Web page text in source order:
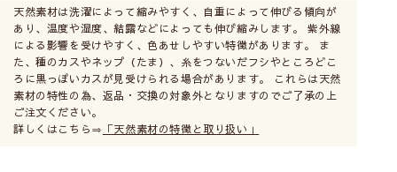
天然素材は洗濯によって縮みやすく、自重によって伸びる傾向が
あり、温度や湿度、結露などによっても伸び縮みします。 紫外線
による影響を受けやすく、色あせしやすい特徴があります。 ま
た、種のカスやネップ（たま）、糸をつないだフシやところどこ
ろに黒っぽいカスが見受けられる場合があります。 これらは天然
素材の特性の為、返品・交換の対象外となりますのでご了承の上
ご注文ください。
詳しくはこちら⇒ 「天然素材の特徴と取り扱い」